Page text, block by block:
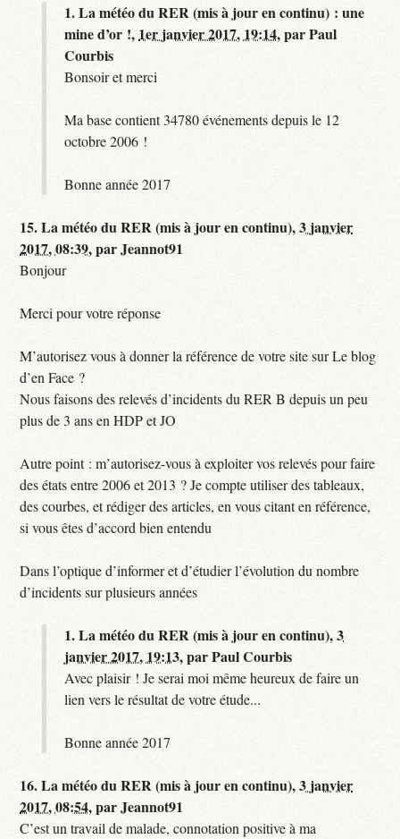
1.La météo du RER (mis à jour en continu) : une
mine d’or !, 1er janvier 2017, 19:14,parPaul
Courbis
Bonsoir et merci
Ma base contient 34780 événements depuis le 12
octobre 2006 !
Bonne année 2017
15.La météo du RER (mis à jour en continu),3 janvier
2017, 08:39,parJeannot91
Bonjour
Merci pour votre réponse
M’autorisez vous à donner la référence de votre site sur Le blog
d’en Face ?
Nous faisons des relevés d’incidents du RER B depuis un peu
plus de 3 ans en HDP et JO
Autre point : m’autorisez-vous à exploiter vos relevés pour faire
des états entre 2006 et 2013 ? Je compte utiliser des tableaux,
des courbes, et rédiger des articles, en vous citant en référence,
si vous êtes d’accord bien entendu
Dans l’optique d’informer et d’étudier l’évolution du nombre
d’incidents sur plusieurs années
1.La météo du RER (mis à jour en continu),3
janvier 2017, 19:13,parPaul Courbis
Avec plaisir ! Je serai moi même heureux de faire un
lien vers le résultat de votre étude...
Bonne année 2017
16.La météo du RER (mis à jour en continu),3 janvier
2017, 08:54,parJeannot91
C’est un travail de malade, connotation positive à ma